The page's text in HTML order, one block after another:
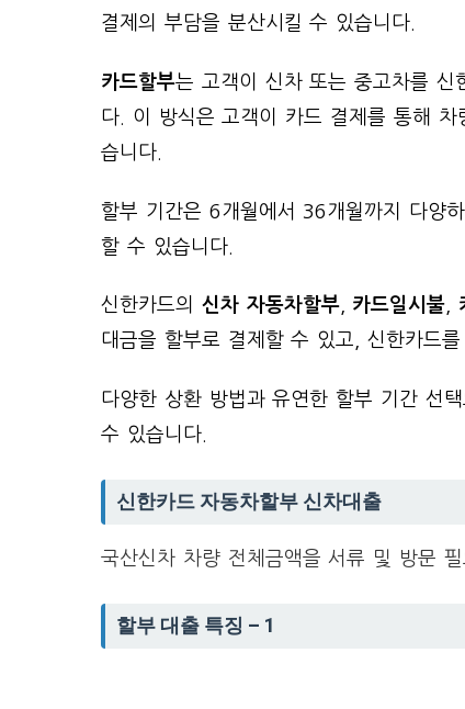
결제의 부담을 분산시킬 수 있습니다.
카드할부는 고객이 신차 또는 중고차를 신
다. 이 방식은 고객이 카드 결제를 통해
습니다.
할부 기간은 6개월에서 36개월까지 다양
할 수 있습니다.
신한카드의 신차 자동차할부, 카드일시불
대금을 할부로 결제할 수 있고, 신한카드
다양한 상환 방법과 유연한 할부 기간 선
수 있습니다.
신한카드 자동차할부 신차대출
국산신차 차량 전체금액을 서류 및 방문
할부 대출 특징 – 1